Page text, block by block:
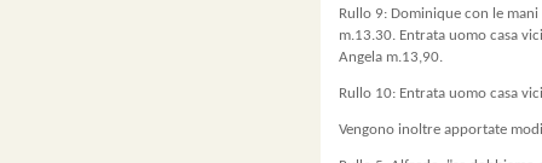
Rullo 9: Dominique con le
m.13.30. Entrata uomo casa
Angela m.13,90.
Rullo 10: Entrata uomo casa
Vengono inoltre apportate